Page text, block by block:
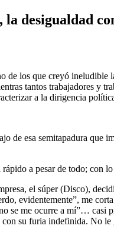
desigualdad
de los que creyó ineludible
tantos trabajadores y
a la dirigencia
de esa semitapadura que
a pesar de todo; con
el súper (Disco),
evidentemente”, me
se me ocurre a mí”… casi
su furia indefinida. No le